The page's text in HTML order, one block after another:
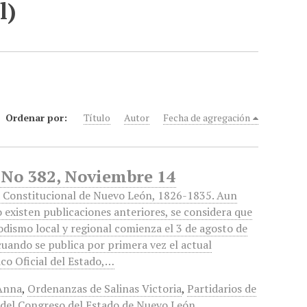
Ordenar por: Título Autor Fecha de agregación
382, Noviembre 14
Constitucional de Nuevo León, 1826-1835. Aun
existen publicaciones anteriores, se considera que
local y regional comienza el 3 de agosto de
se publica por primera vez el actual
Oficial del Estado,…
, Ordenanzas de Salinas Victoria, Partidarios de